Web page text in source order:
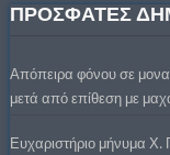
ΠΡΟΣΦΑΤΕΣ
Απόπειρα φόνου σε
μετά από επίθεση με
Ευχαριστήριο μήνυμα